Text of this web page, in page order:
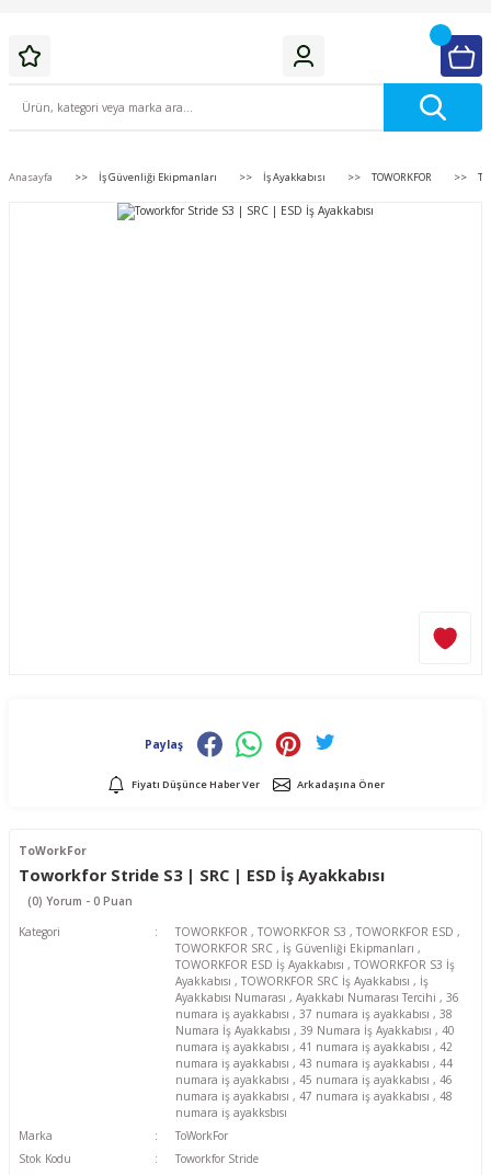
Anasayfa İş Güvenliği Ekipmanları İş Ayakkabısı TOWORKFOR
Paylaş
Fiyatı Düşünce Haber Ver Arkadaşına Öner
ToWorkFor
Toworkfor Stride S3 | SRC | ESD İş Ayakkabısı
(0) Yorum - 0 Puan
Kategori
TOWORKFOR ,TOWORKFOR S3 ,TOWORKFOR ESD ,
TOWORKFOR SRC , İş Güvenliği Ekipmanları ,
TOWORKFOR ESD İş Ayakkabısı ,TOWORKFOR S3 İş
Ayakkabısı ,TOWORKFOR SRC İş Ayakkabısı , İş
Ayakkabısı Numarası ,Ayakkabı Numarası Tercihi ,36
numara iş ayakkabısı ,37 numara iş ayakkabısı ,38
Numara İş Ayakkabısı ,39 Numara İş Ayakkabısı ,40
numara iş ayakkabısı ,41 numara iş ayakkabısı ,42
numara iş ayakkabısı ,43 numara iş ayakkabısı ,44
numara iş ayakkabısı ,45 numara iş ayakkabısı ,46
numara iş ayakkabısı ,47 numara iş ayakkabısı ,48
numara iş ayakksbısı
Marka
ToWorkFor
Stok Kodu
Toworkfor Stride